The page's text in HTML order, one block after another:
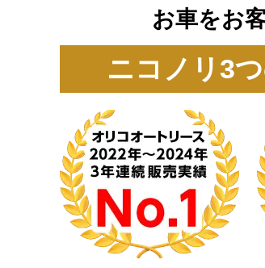
お車をお
ニコノリ3